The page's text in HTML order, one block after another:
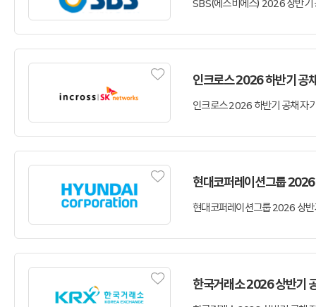
인크로스 2026 하반기 공
현대코퍼레이션그룹
한국거래소 2026 상반기